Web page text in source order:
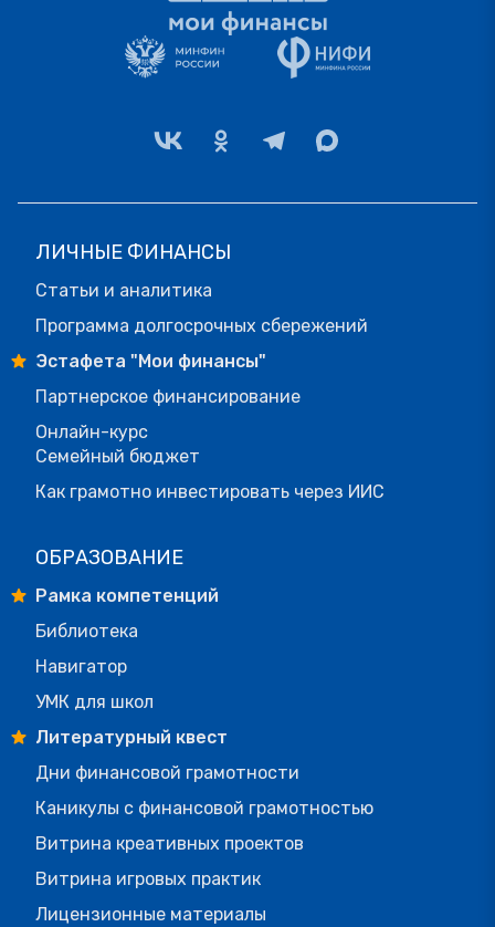
ЛИЧНЫЕ ФИНАНСЫ
Статьи и аналитика
Программа долгосрочных сбережений
Эстафета "Мои финансы"
Партнерское финансирование
Онлайн-курс
Семейный бюджет
Как грамотно инвестировать через ИИС
ОБРАЗОВАНИЕ
Рамка компетенций
Библиотека
Навигатор
УМК для школ
Литературный квест
Дни финансовой грамотности
Каникулы с финансовой грамотностью
Витрина креативных проектов
Витрина игровых практик
Лицензионные материалы